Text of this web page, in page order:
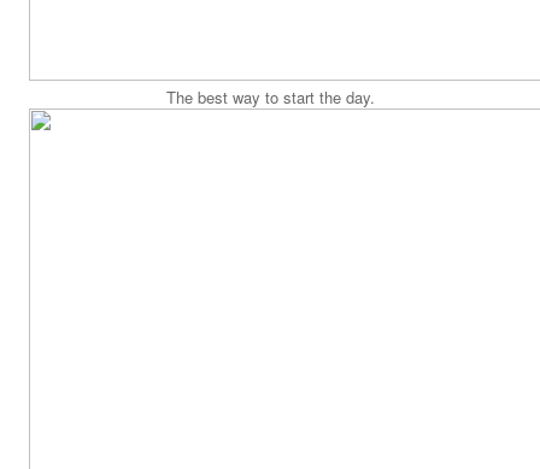
The best way to start the day.